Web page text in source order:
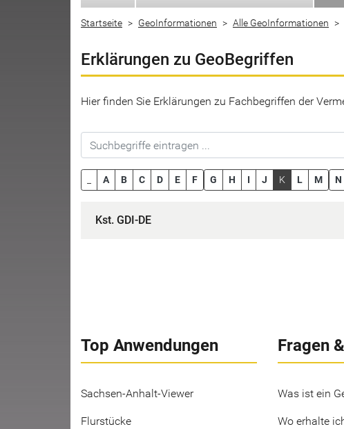
Startseite GeoInformationen Alle GeoInformationen
Erklärungen zu GeoBegriffen
Hier finden Sie Erklärungen zu Fachbegriffen der
A B C D E F G H I J K L M N
Kst. GDI-DE
Top Anwendungen
Sachsen-Anhalt-Viewer
Flurstücke
Fragen
Was ist ein
Wo erhalte